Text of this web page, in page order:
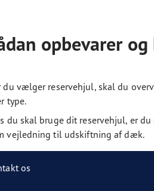
opbevarer
du vælger reservehjul, skal du
type.
du skal bruge dit reservehjul, er
vejledning til udskiftning af dæk.
os